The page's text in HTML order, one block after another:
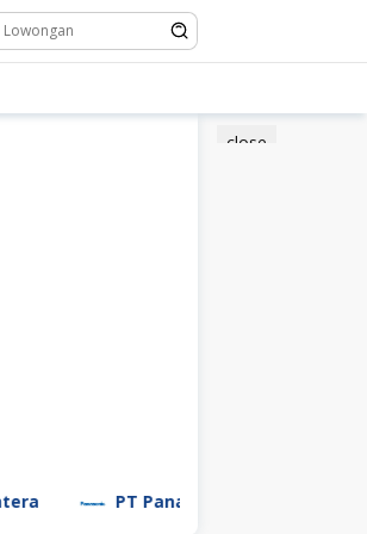
close
PT Panasonic Manufacturing